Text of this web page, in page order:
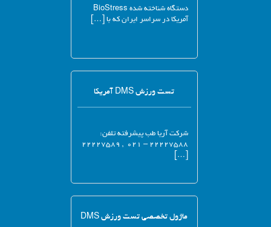
دستگاه شناخته شده BioStress
آمریکا در سراسر ایران که با […]
تست ورزش DMS آمریکا
شرکت آریا طب پیشرفته تلفن:
۲۲۲۲۷۵۸۸ – ۰۲۱ , ۲۲۲۲۷۵۸۹
[…]
ماژول تخصصی تست ورزش DMS